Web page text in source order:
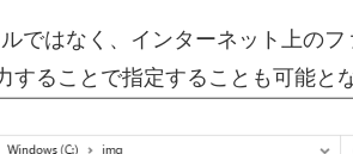
ではなく、インターネット上の
することで指定することも可能と